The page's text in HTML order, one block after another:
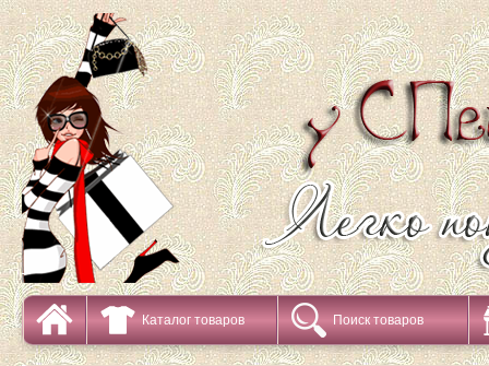
Каталог товаров Поиск товаров